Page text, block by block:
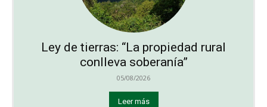
Ley de tierras: “La propiedad rural
conlleva soberanía”
05/08/2026
Leer más